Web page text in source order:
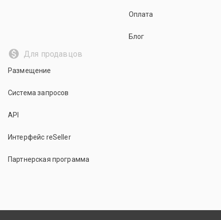
Оплата
Блог
Для продавцов
Размещение
Система запросов
API
Интерфейс reSeller
Партнерская программа